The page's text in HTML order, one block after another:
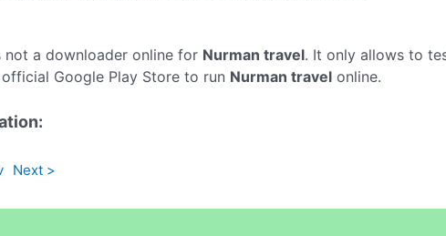
not a downloader online for Nurman travel. It only allows to
Google Play Store to run Nurman travel online.
Next >